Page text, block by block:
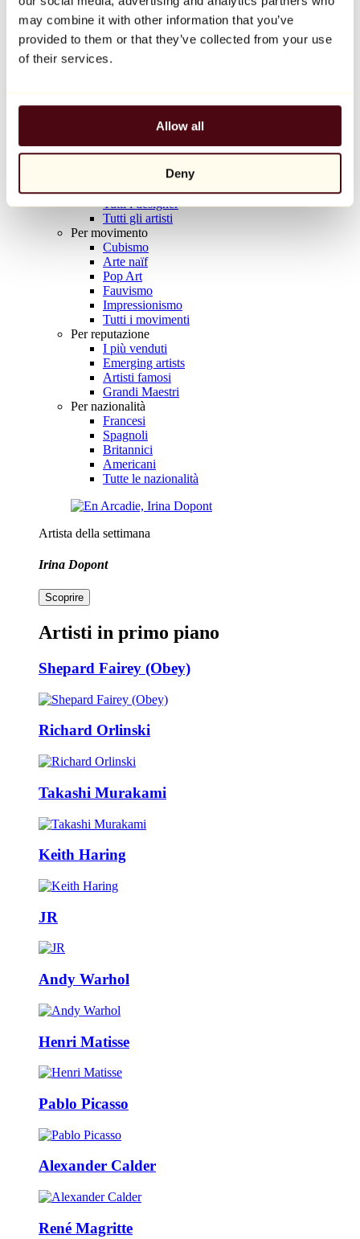
may combine it with other information that you’ve
provided to them or that they’ve collected from your use
of their services.
Allow all
Deny
Balloon Dog (Orange)
Jeff Koons
10.000 €
Artisti
Tutti i pittori
Tutti i fotografi
Tutti i disegnatori
Tutti i designer
Tutti gli artisti
Per movimento
Cubismo
Arte naïf
Pop Art
Fauvismo
Impressionismo
Tutti i movimenti
Per reputazione
I più venduti
Emerging artists
Artisti famosi
Grandi Maestri
Per nazionalità
Francesi
Spagnoli
Britannici
Americani
Tutte le nazionalità
Artista della settimana
Irina Dopont
Scoprire
Artisti in primo piano
Shepard Fairey (Obey)
Richard Orlinski
Takashi Murakami
Keith Haring
JR
Andy Warhol
Henri Matisse
Pablo Picasso
Alexander Calder
René Magritte